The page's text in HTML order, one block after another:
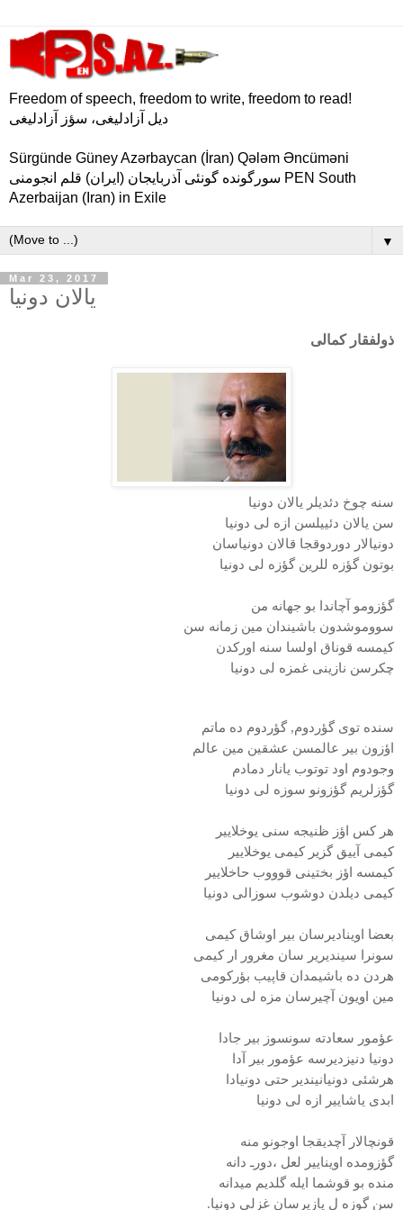
Freedom of speech, freedom to write, freedom to read!
دیل آزادلیغی، سؤز آزادلیغی
Sürgünde Güney Azərbaycan (İran) Qələm Əncüməni
سورگونده گونئی آذربایجان (ایران) قلم انجومنی PEN South
Azerbaijan (Iran) in Exile
▼
Mar 23, 2017
یالان دونیا
ذولفقار کمالی
سنه چوخ دئدیلر یالان دونیا
سن یالان دئییلسن ازه لی دونیا
دونیالار دوردوقجا قالان دونیاسان
بوتون گؤزه للرین گؤزه لی دونیا
گؤزومو آچاندا بو جهانه من
سووموشدون باشیندان مین زمانه سن
كیمسه قوناق اولسا سنه اوركدن
چكرسن نازینی غمزه لی دونیا
سنده توی گؤردوم, گؤردوم ده ماتم
اؤزون بیر عالمسن عشقین مین عالم
وجودوم اود توتوب یانار دمادم
گؤزلریم گؤزونو سوزه لی دونیا
هر كس اؤز ظنیجه سنی یوخلاییر
كیمی آییق گزیر كیمی یوخلاییر
كیمسه اؤز بختینی قوووب حاخلاییر
كیمی دیلدن دوشوب سوزالی دونیا
بعضا اوینادیرسان بیر اوشاق كیمی
سونرا سیندیریر سان مغرور ار كیمی
هردن ده باشیمدان قاپیب بؤركومی
مین اویون آچیرسان مزه لی دونیا
عؤمور سعادته سونسوز بیر جادا
دونیا دنیزدیرسه عؤمور بیر آدا
هرشئی دونیانیندیر حتی دونیادا
ابدی یاشاییر ازه لی دونیا
قونچالار آچدیقجا اوجونو منه
گؤزومده اویناییر
لعل ،دورـ دانه
منده بو قوشما ایله گلدیم میدانه
سن گوزه ل یازیرسان غزلی دونیا.